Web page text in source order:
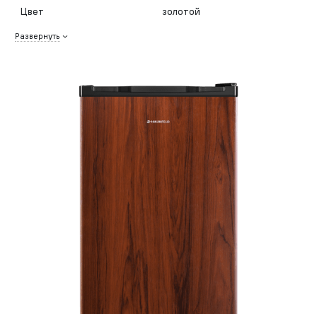
Цвет золотой
Развернуть